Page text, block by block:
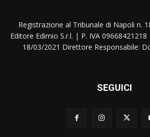
Registrazione al Tribunale di Napoli n.
Editore Edimio S.r.l. | P. IVA
18/03/2021 Direttore Responsabile:
SEGUICI